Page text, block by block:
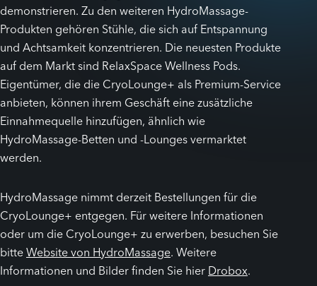
demonstrieren. Zu den weiteren HydroMassage-
Produkten gehören Stühle, die sich auf Entspannung
und Achtsamkeit konzentrieren. Die neuesten Produkte
auf dem Markt sind RelaxSpace Wellness Pods.
Eigentümer, die die CryoLounge+ als Premium-Service
anbieten, können ihrem Geschäft eine zusätzliche
Einnahmequelle hinzufügen, ähnlich wie
HydroMassage-Betten und -Lounges vermarktet
werden.
HydroMassage nimmt derzeit Bestellungen für die
CryoLounge+ entgegen. Für weitere Informationen
oder um die CryoLounge+ zu erwerben, besuchen Sie
bitte Website von HydroMassage. Weitere
Informationen und Bilder finden Sie hier Drobox.